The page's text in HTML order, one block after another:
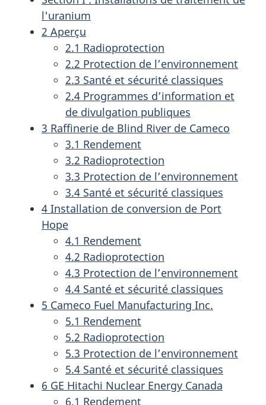
l'uranium
2 Aperçu
2.1 Radioprotection
2.2 Protection de l’environnement
2.3 Santé et sécurité classiques
2.4 Programmes d’information et
de divulgation publiques
3 Raffinerie de Blind River de Cameco
3.1 Rendement
3.2 Radioprotection
3.3 Protection de l’environnement
3.4 Santé et sécurité classiques
4 Installation de conversion de Port
Hope
4.1 Rendement
4.2 Radioprotection
4.3 Protection de l’environnement
4.4 Santé et sécurité classiques
5 Cameco Fuel Manufacturing Inc.
5.1 Rendement
5.2 Radioprotection
5.3 Protection de l’environnement
5.4 Santé et sécurité classiques
6 GE Hitachi Nuclear Energy Canada
6.1 Rendement